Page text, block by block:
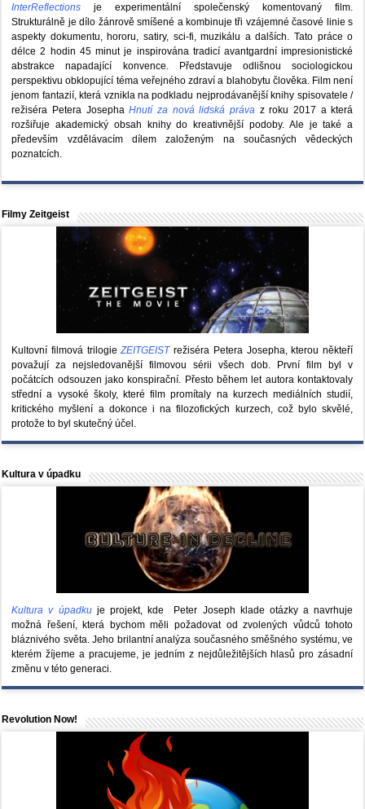
InterReflections je experimentální společenský komentovaný film.
Strukturálně je dílo žánrově smíšené a kombinuje tři vzájemné časové linie s
aspekty dokumentu, hororu, satiry, sci-fi, muzikálu a dalších. Tato práce o
délce 2 hodin 45 minut je inspirována tradicí avantgardní impresionistické
abstrakce napadající konvence. Představuje odlišnou sociologickou
perspektivu obklopující téma veřejného zdraví a blahobytu člověka. Film není
jenom fantazií, která vznikla na podkladu nejprodávanější knihy spisovatele /
režiséra Petera JosephaHnutí za nová lidská právaz roku 2017 a která
rozšiřuje akademický obsah knihy do kreativnější podoby. Ale je také a
především vzdělávacím dílem založeným na současných vědeckých
poznatcích.
Filmy Zeitgeist
Kultovní filmová trilogieZEITGEISTrežiséra Petera Josepha, kterou někteří
považují za nejsledovanější filmovou sérii všech dob. První film byl v
počátcích odsouzen jako konspirační. Přesto během let autora kontaktovaly
střední a vysoké školy, které film promítaly na kurzech mediálních studií,
kritického myšlení a dokonce i na filozofických kurzech, což bylo skvělé,
protože to byl skutečný účel.
Kultura v úpadku
Kultura v úpadkuje projekt, kde Peter Joseph klade otázky a navrhuje
možná řešení, která bychom měli požadovat od zvolených vůdců tohoto
bláznivého světa. Jeho brilantní analýza současného směšného systému, ve
kterém žíjeme a pracujeme, je jedním z nejdůležitějších hlasů pro zásadní
změnu v této generaci.
Revolution Now!